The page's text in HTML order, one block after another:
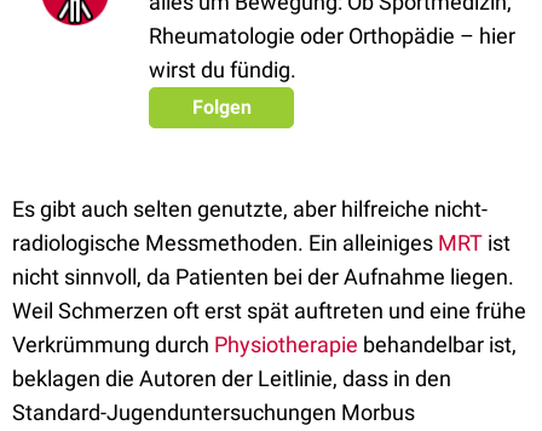
Rheumatologie oder Orthopädie – hier
wirst du fündig.
Folgen
Es gibt auch selten genutzte, aber hilfreiche nicht-
radiologische Messmethoden. Ein alleiniges MRT ist
nicht sinnvoll, da Patienten bei der Aufnahme liegen.
Weil Schmerzen oft erst spät auftreten und eine frühe
Verkrümmung durch Physiotherapie behandelbar ist,
beklagen die Autoren der Leitlinie, dass in den
Standard-Jugenduntersuchungen Morbus